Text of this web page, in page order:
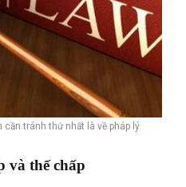
cần tránh thứ nhất là về pháp lý
và thế chấp